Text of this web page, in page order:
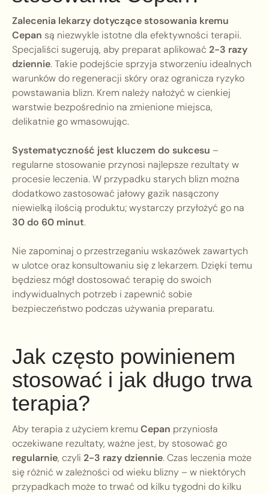
Zalecenia lekarzy dotyczące stosowania kremu
Cepan są niezwykle istotne dla efektywności terapii.
Specjaliści sugerują, aby preparat aplikować 2-3 razy
dziennie. Takie podejście sprzyja stworzeniu idealnych
warunków do regeneracji skóry oraz ogranicza ryzyko
powstawania blizn. Krem należy nałożyć w cienkiej
warstwie bezpośrednio na zmienione miejsca,
delikatnie go wmasowując.
Systematyczność jest kluczem do sukcesu –
regularne stosowanie przynosi najlepsze rezultaty w
procesie leczenia. W przypadku starych blizn można
dodatkowo zastosować jałowy gazik nasączony
niewielką ilością produktu; wystarczy przyłożyć go na
30 do 60 minut.
Nie zapominaj o przestrzeganiu wskazówek zawartych
w ulotce oraz konsultowaniu się z lekarzem. Dzięki temu
będziesz mógł dostosować terapię do swoich
indywidualnych potrzeb i zapewnić sobie
bezpieczeństwo podczas używania preparatu.
Jak często powinienem
stosować i jak długo trwa
terapia?
Aby terapia z użyciem kremu Cepan przyniosła
oczekiwane rezultaty, ważne jest, by stosować go
regularnie, czyli 2-3 razy dziennie. Czas leczenia może
się różnić w zależności od wieku blizny – w niektórych
przypadkach może to trwać od kilku tygodni do kilku